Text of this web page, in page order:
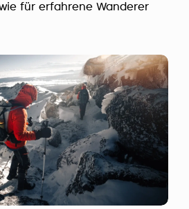
für erfahrene Wanderer